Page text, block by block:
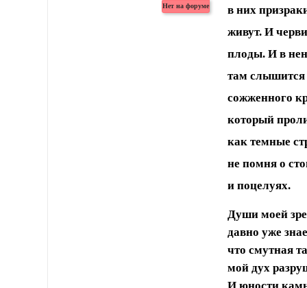
в них
живут. И
плоды. И в
там слышится
сожженного
который
как темные
не помня о
и поцелуях.
Души моей
давно уже
что смутная
мой дух